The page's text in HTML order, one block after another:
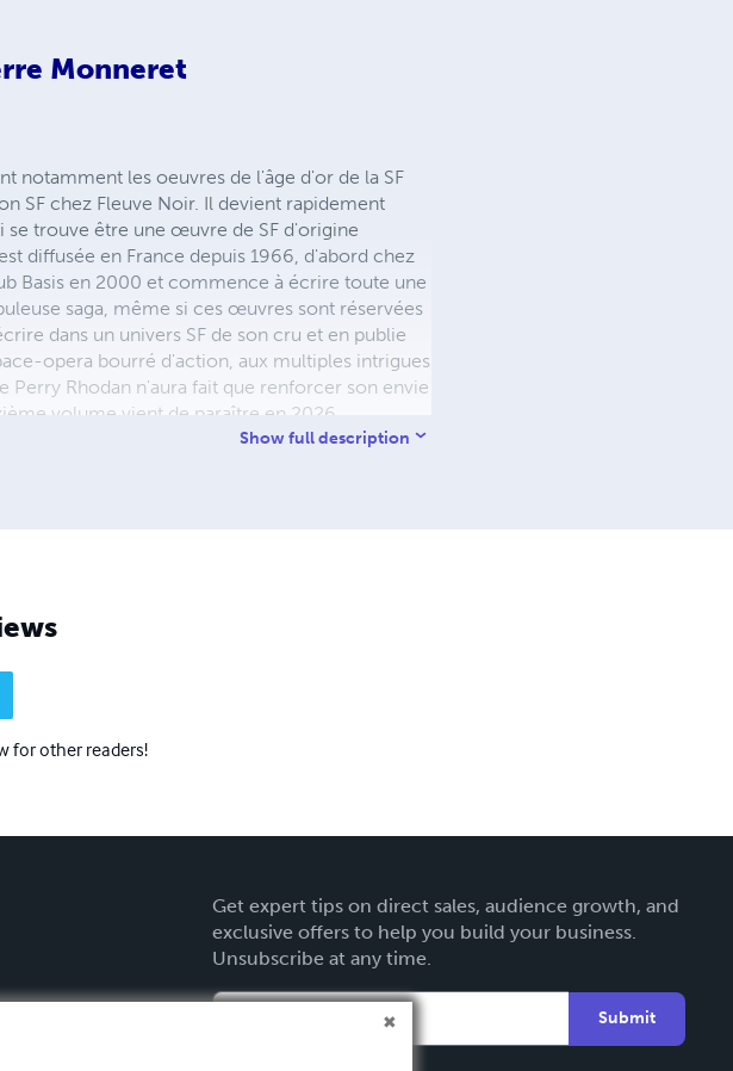
Monneret
notamment les oeuvres de l'âge d'or de la SF
SF chez Fleuve Noir. Il devient rapidement
se trouve être une œuvre de SF d'origine
diffusée en France depuis 1966, d'abord chez
Basis en 2000 et commence à écrire toute une
saga, même si ces œuvres sont réservées
dans un univers SF de son cru et en publie
opera bourré d'action, aux multiples intrigues
Rhodan n'aura fait que renforcer son envie
volume vient de paraître en 2026.
Show full description
for other readers!
Get expert tips on direct sales, audience growth, and
exclusive offers to help you build your business.
Unsubscribe at any time.
Submit